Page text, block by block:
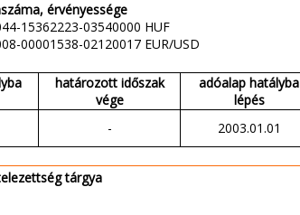
érvényessége
15362223-03540000 HUF
00001538-02120017 EUR/USD
határozott időszak
vége
adóalap hatályba
lépés
- 2003.01.01
tárgya